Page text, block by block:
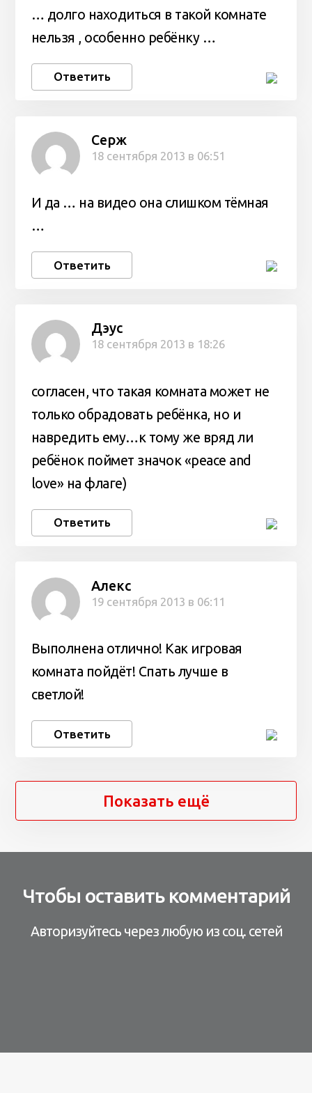
… долго находиться в такой комнате
нельзя , особенно ребёнку …
Ответить
Серж
18 сентября 2013 в 06:51
И да … на видео она слишком тёмная
…
Ответить
Дэус
18 сентября 2013 в 18:26
согласен, что такая комната может не
только обрадовать ребёнка, но и
навредить ему…к тому же вряд ли
ребёнок поймет значок «peace and
love» на флаге)
Ответить
Алекс
19 сентября 2013 в 06:11
Выполнена отлично! Как игровая
комната пойдёт! Спать лучше в
светлой!
Ответить
Показать ещё
Чтобы оставить комментарий
Авторизуйтесь через любую из соц. сетей